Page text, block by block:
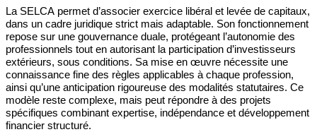
La SELCA permet d’associer exercice libéral et levée de capitaux,
dans un cadre juridique strict mais adaptable. Son fonctionnement
repose sur une gouvernance duale, protégeant l’autonomie des
professionnels tout en autorisant la participation d’investisseurs
extérieurs, sous conditions. Sa mise en œuvre nécessite une
connaissance fine des règles applicables à chaque profession,
ainsi qu’une anticipation rigoureuse des modalités statutaires. Ce
modèle reste complexe, mais peut répondre à des projets
spécifiques combinant expertise, indépendance et développement
financier structuré.